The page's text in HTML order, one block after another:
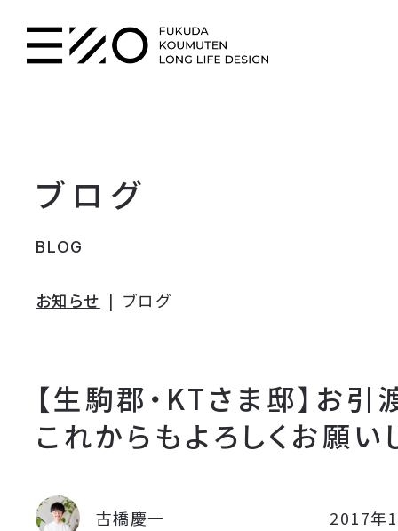
ブログ
BLOG
お知らせ ブログ
【生駒郡・KTさま邸】お引
これからもよろしくお願い
2017年
古橋慶一